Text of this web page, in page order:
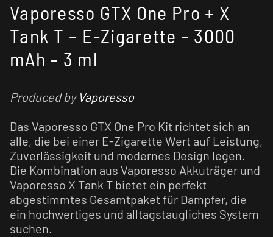
Vaporesso GTX One Pro + X
Tank T – E-Zigarette – 3000
mAh – 3 ml
Produced by Vaporesso
Das Vaporesso GTX One Pro Kit richtet sich an
alle, die bei einer E-Zigarette Wert auf Leistung,
Zuverlässigkeit und modernes Design legen.
Die Kombination aus Vaporesso Akkuträger und
Vaporesso X Tank T bietet ein perfekt
abgestimmtes Gesamtpaket für Dampfer, die
ein hochwertiges und alltagstaugliches System
suchen.